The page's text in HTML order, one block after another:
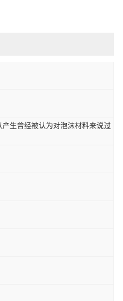
产生曾经被认为对泡沫材料来说过